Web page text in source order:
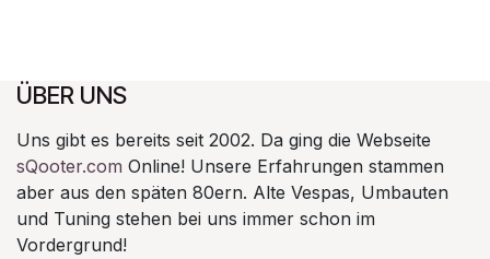
ÜBER UNS
Uns gibt es bereits seit 2002. Da ging die Webseite
sQooter.com Online! Unsere Erfahrungen stammen
aber aus den späten 80ern. Alte Vespas, Umbauten
und Tuning stehen bei uns immer schon im
Vordergrund!